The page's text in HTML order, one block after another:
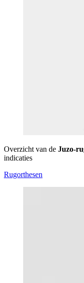
Overzicht van de Juzo-
indicaties
Rugorthesen